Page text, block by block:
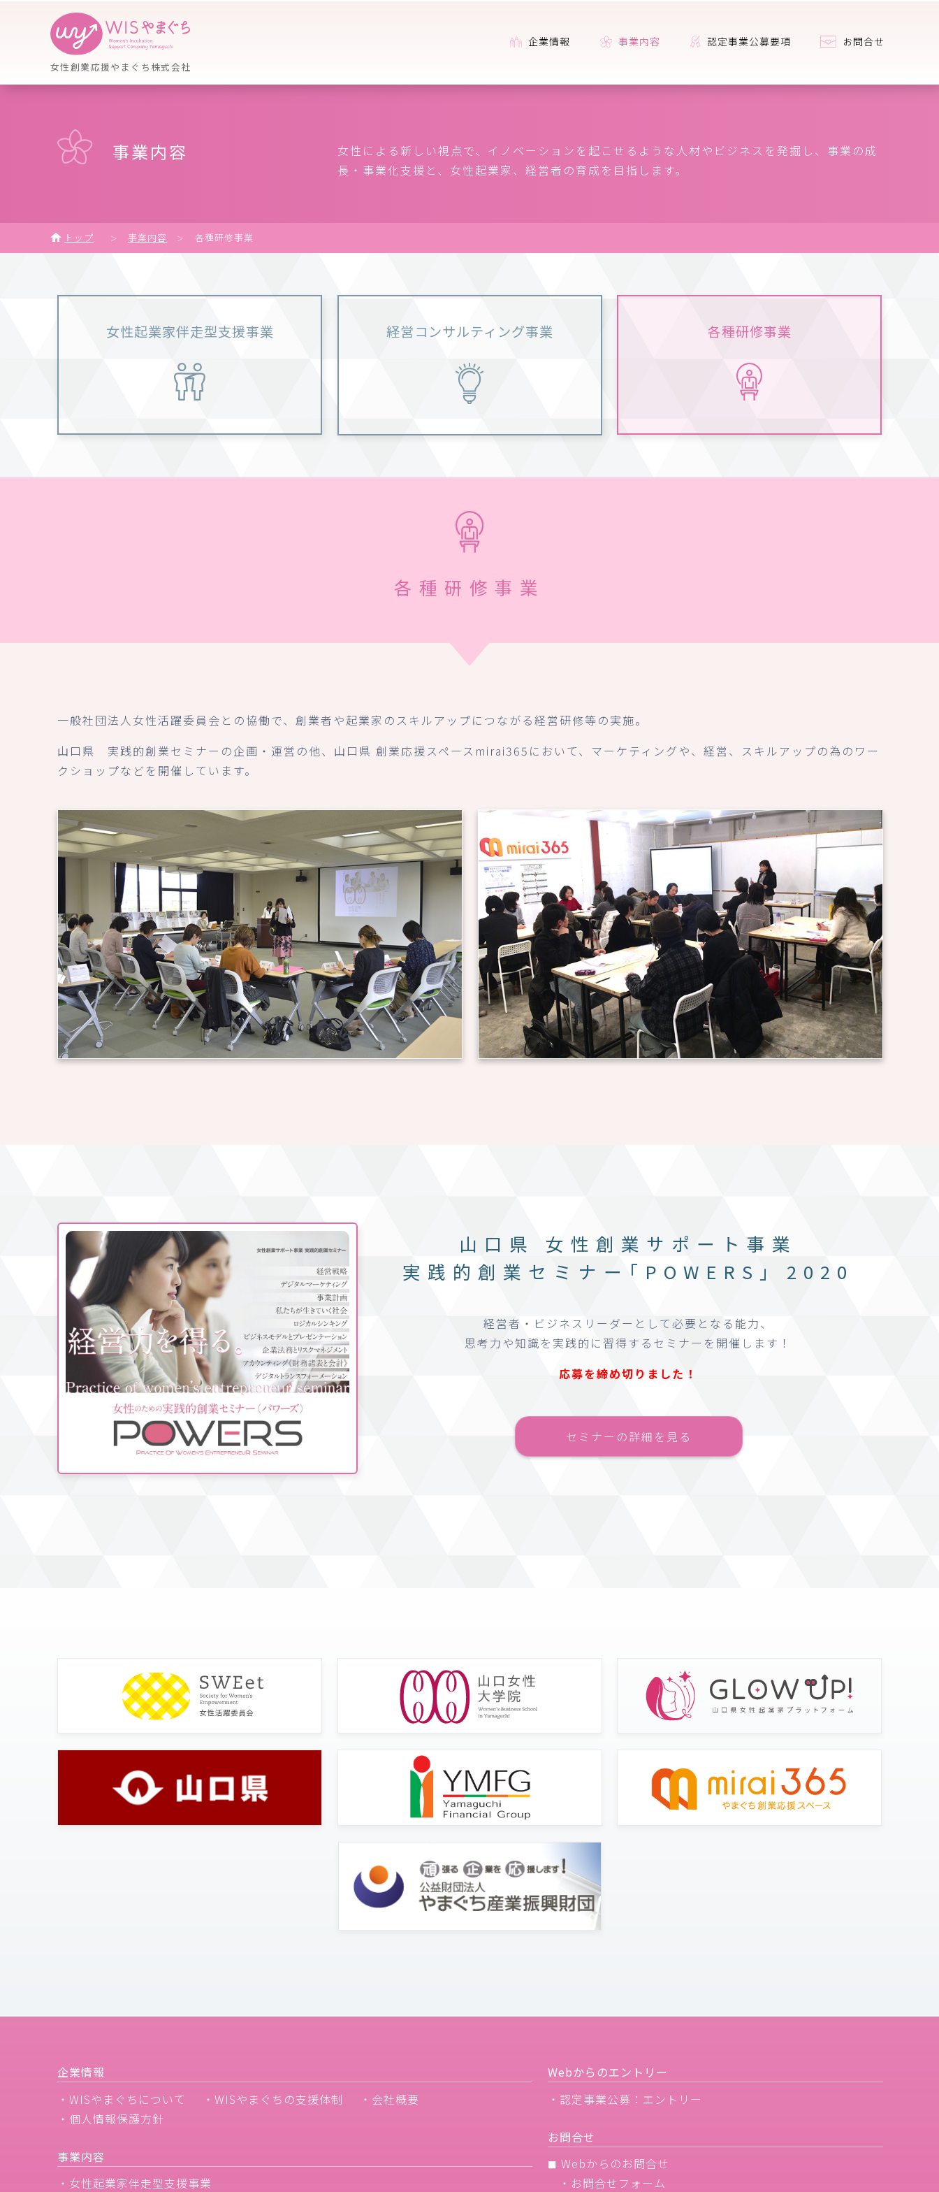
女性創業応援やまぐち株式会社
企業情報 事業内容 認定事業公募要項 お問合せ
事業内容
女性による新しい視点で、イノベーションを起こせるような人材やビジネスを発掘し、事業の成
長・事業化支援と、女性起業家、経営者の育成を目指します。
トップ ＞ 事業内容 ＞ 各種研修事業
女性起業家伴走型支援事業 経営コンサルティング事業 各種研修事業
各種研修事業
一般社団法人女性活躍委員会との協働で、創業者や起業家のスキルアップにつながる経営研修等の実施。
山口県 実践的創業セミナーの企画・運営の他、山口県 創業応援スペースmirai365において、マーケティングや、経営、スキルアップの為のワー
クショップなどを開催しています。
山口県 女性創業サポート事業
実践的創業セミナー ｢POWERS｣ 2020
経営者・ビジネスリーダーとして必要となる能力、
思考力や知識を実践的に習得するセミナーを開催します！
応募を締め切りました！
セミナーの詳細を見る
企業情報
・WISやまぐちについて
・WISやまぐちの支援体制
・会社概要
・個人情報保護方針
事業内容
・女性起業家伴走型支援事業
Webからのエントリー
・認定事業公募：エントリー
お問合せ
■ Webからのお問合せ
・ お問合せフォーム